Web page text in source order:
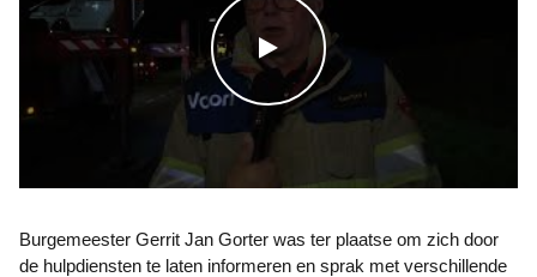
WATCH THE VIDEO
Burgemeester Gerrit Jan Gorter was ter plaatse om zich door
de hulpdiensten te laten informeren en sprak met verschillende